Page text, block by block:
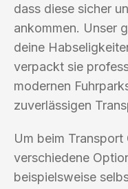
dass diese sicher
ankommen. Unser
deine
verpackt sie
modernen
zuverlässigen
Um beim
verschiedene
beispielsweise